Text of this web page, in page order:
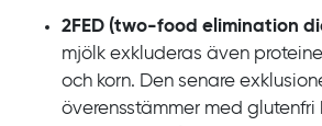
2FED (two-food elimination
mjölk exkluderas även
och korn. Den senare
överensstämmer med glutenfri